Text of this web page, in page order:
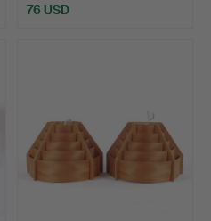
76 USD